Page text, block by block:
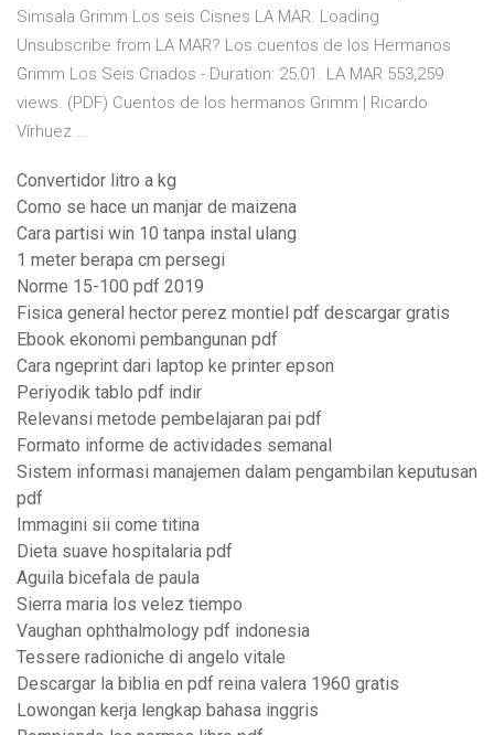
Simsala Grimm Los seis Cisnes LA MAR. Loading
Unsubscribe from LA MAR? Los cuentos de los Hermanos
Grimm Los Seis Criados - Duration: 25:01. LA MAR 553,259
views. (PDF) Cuentos de los hermanos Grimm | Ricardo
Vírhuez ...
Convertidor litro a kg
Como se hace un manjar de maizena
Cara partisi win 10 tanpa instal ulang
1 meter berapa cm persegi
Norme 15-100 pdf 2019
Fisica general hector perez montiel pdf descargar gratis
Ebook ekonomi pembangunan pdf
Cara ngeprint dari laptop ke printer epson
Periyodik tablo pdf indir
Relevansi metode pembelajaran pai pdf
Formato informe de actividades semanal
Sistem informasi manajemen dalam pengambilan keputusan
pdf
Immagini sii come titina
Dieta suave hospitalaria pdf
Aguila bicefala de paula
Sierra maria los velez tiempo
Vaughan ophthalmology pdf indonesia
Tessere radioniche di angelo vitale
Descargar la biblia en pdf reina valera 1960 gratis
Lowongan kerja lengkap bahasa inggris